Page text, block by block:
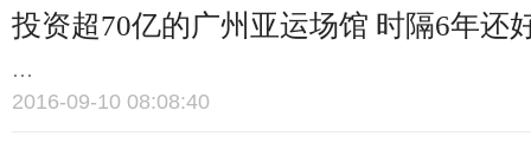
投资超70亿的广州亚运场馆 时隔6年还
...
2016-09-10 08:08:40